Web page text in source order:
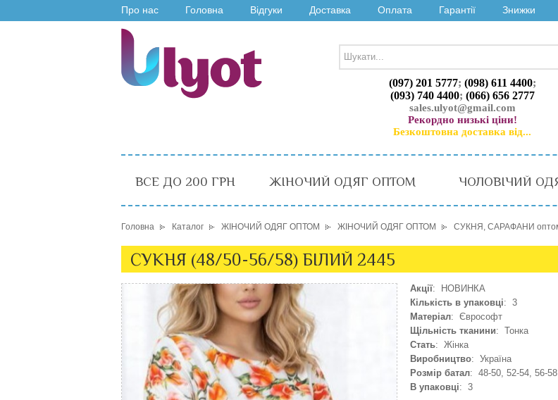
Про нас Головна Відгуки Доставка Оплата Гарантії Знижки
(097) 201 5777; (098) 611 4400;
(093) 740 4400; (066) 656 2777
sales.ulyot@gmail.com
Рекордно низькі ціни!
Безкоштовна доставка від...
ВСЕ ДО 200 ГРН ЖІНОЧИЙ ОДЯГ ОПТОМ ЧОЛОВІЧИЙ
Головна Каталог ЖІНОЧИЙ ОДЯГ ОПТОМ ЖІНОЧИЙ ОДЯГ ОПТОМ СУКНЯ, САРАФАНИ
СУКНЯ (48/50-56/58) БІЛИЙ 2445
Акції: НОВИНКА
Кількість в упаковці: 3
Матеріал: Єврософт
Щільність тканини: Тонка
Стать: Жінка
Виробництво: Україна
Розмір батал: 48-50, 52-54, 56-58
В упаковці: 3